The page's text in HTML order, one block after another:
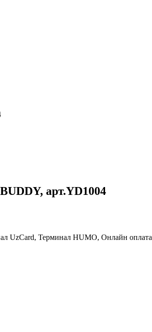
арт.YD1004
UzCard, Терминал HUMO, Онлайн оплата